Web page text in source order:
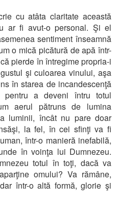
cu atâta claritate această
ar fi avut-o personal. Şi el
sentiment înseamnă
o mică picătură de apă într-
pierde în întregime propria-i
şi culoarea vinului, aşa
în starea de incandescenţă
a deveni întru totul
aerul pătruns de lumina
luminii, încât nu pare doar
la fel, în cei sfinţi va fi
într-o manieră inefabilă,
în voinţa lui Dumnezeu.
totul în toţi, dacă va
omului? Va rămâne,
într-o altă formă, glorie şi